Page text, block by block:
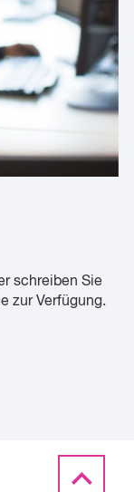
schreiben Sie
zur Verfügung.